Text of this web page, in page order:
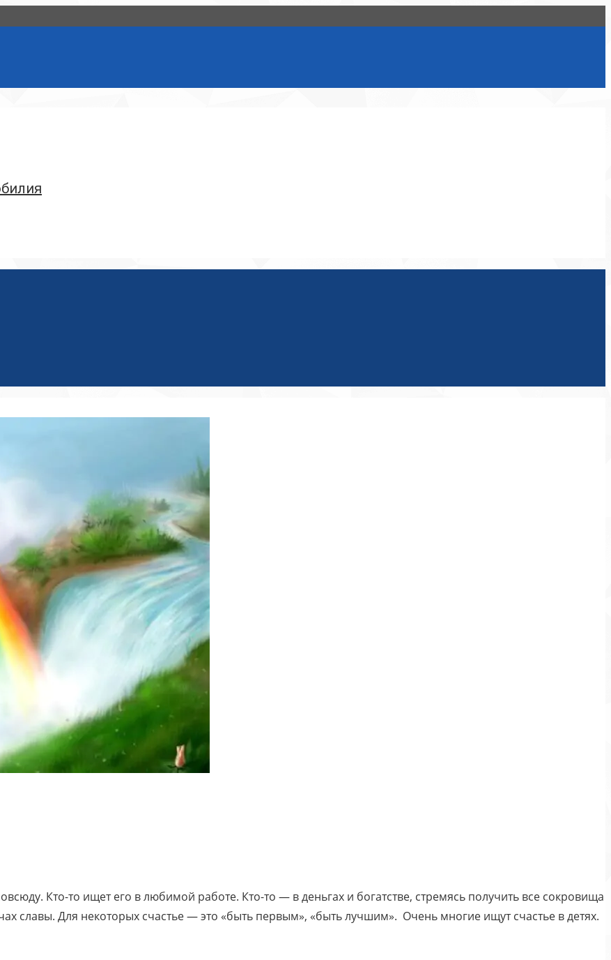
Кто-то ищет его в любимой работе. Кто-то — в деньгах и богатстве, стремясь получить все сокровища
славы. Для некоторых счастье — это «быть первым», «быть лучшим». Очень многие ищут счастье в детях.